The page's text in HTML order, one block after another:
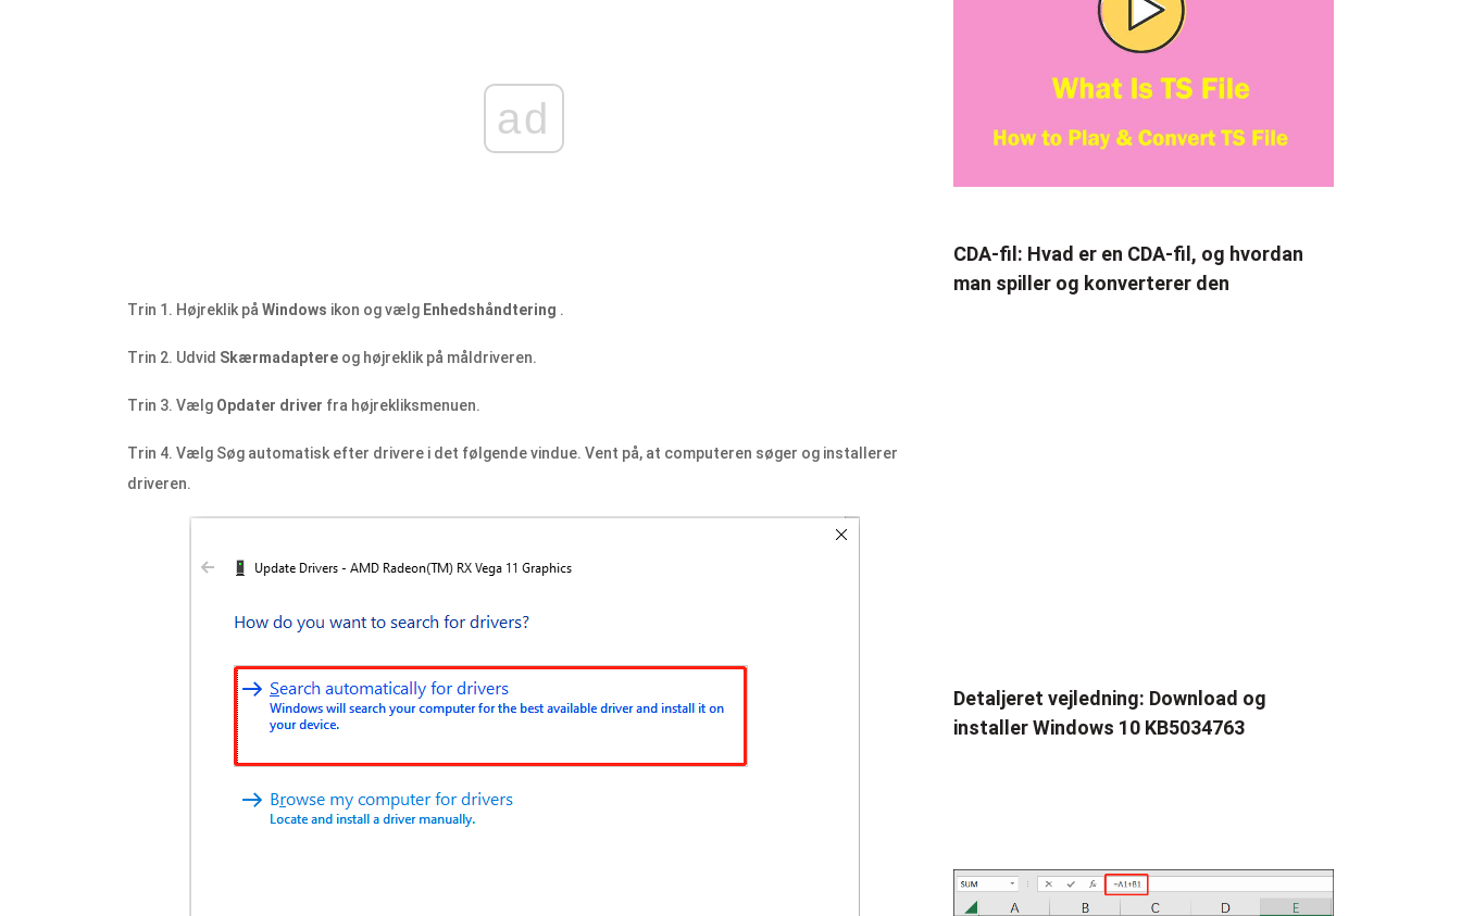
ad
Trin 1. Højreklik på Windows ikon og vælg Enhedshåndtering .
Trin 2. Udvid Skærmadaptere og højreklik på måldriveren.
Trin 3. Vælg Opdater driver fra højrekliksmenuen.
Trin 4. Vælg Søg automatisk efter drivere i det følgende vindue. Vent på, at computeren søger og installerer
driveren.
CDA-fil: Hvad er en CDA-fil, og hvordan
man spiller og konverterer den
Detaljeret vejledning: Download og
installer Windows 10 KB5034763